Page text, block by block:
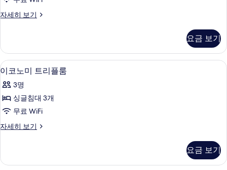
더
침
대
1
개
사
진
모
기
자세히 보기
디
블
룸,
더
블
침
대
개
자
세
기
요금 보기
이
코
노
미
리
룸
책상, 방음 설비, 다리미/다리미판, 무
4
이코노미 트리플룸
3명
싱글침대 3개
무료 WiFi
자세히 보기
이
트
요금 보기